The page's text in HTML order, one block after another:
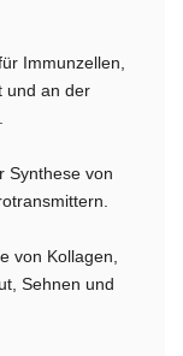
Immunzellen,
und an der
Synthese von
von Kollagen,
Sehnen und